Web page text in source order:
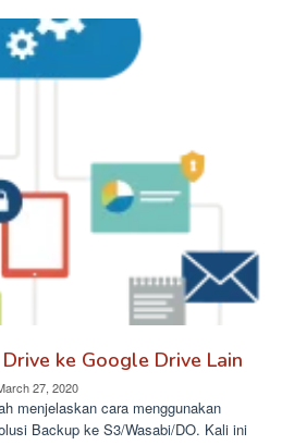
ke Google Drive Lain
27, 2020
menjelaskan cara menggunakan
Backup ke S3/Wasabi/DO. Kali ini